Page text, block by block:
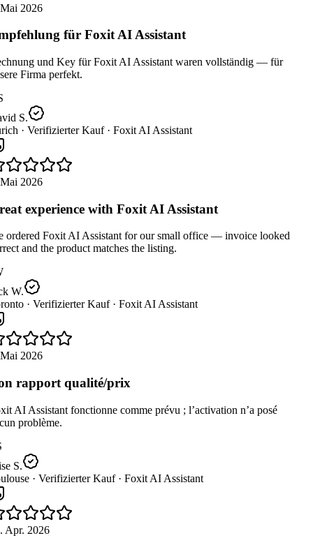
2026
für Foxit AI Assistant
und Key für Foxit AI Assistant waren vollständig — für
Firma perfekt.
S.
· Verifizierter Kauf · Foxit AI Assistant
2026
experience with Foxit AI Assistant
ordered Foxit AI Assistant for our small office — invoice looked
and the product matches the listing.
W.
· Verifizierter Kauf · Foxit AI Assistant
2026
rapport qualité/prix
AI Assistant fonctionne comme prévu ; l’activation n’a posé
problème.
S.
· Verifizierter Kauf · Foxit AI Assistant
Apr. 2026